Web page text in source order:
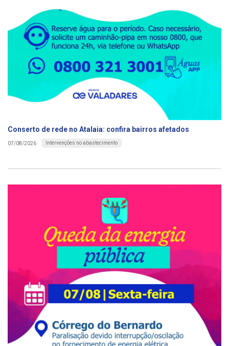
Conserto de rede no Atalaia: confira bairros afetados
07/08/2026 Intervenções no abastecimento